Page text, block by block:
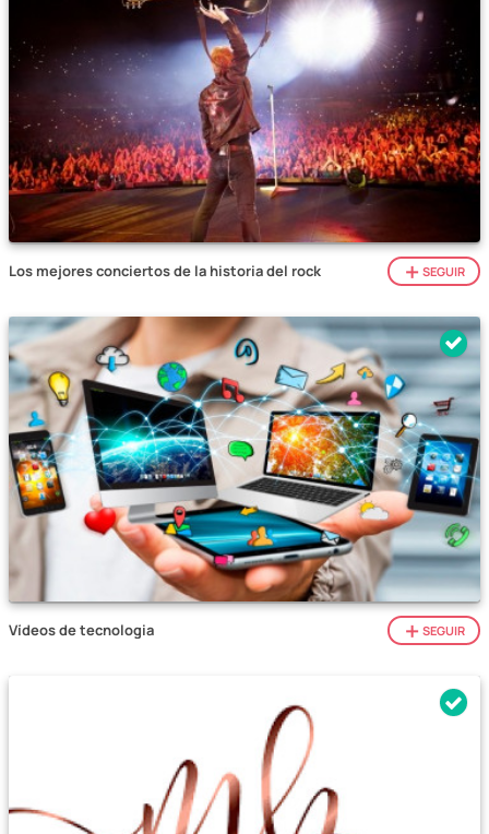
Los mejores conciertos de la historia del rock SEGUIR
Vídeos de tecnologia SEGUIR